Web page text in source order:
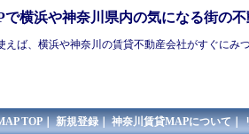
横浜や神奈川県内の気になる街の不
ば、 横浜や神奈川の賃貸不動産会社がすぐにみ
TOP｜新規登録｜神奈川賃貸MAPについて｜